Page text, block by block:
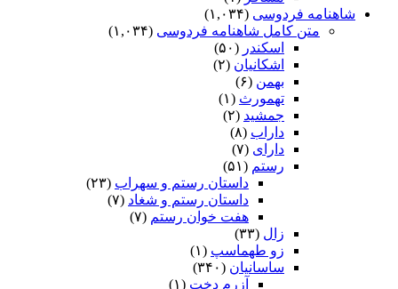
شاهنامه فردوسی (۱,۰۳۴)
متن کامل شاهنامه فردوسی (۱,۰۳۴)
اسکندر (۵۰)
اشکانیان (۲)
بهمن (۶)
تهمورث (۱)
جمشید (۲)
داراب (۸)
دارای (۷)
رستم (۵۱)
داستان رستم و سهراب (۲۳)
داستان رستم و شغاد (۷)
هفت خوان رستم‏ (۷)
زال (۳۳)
زو طهماسپ‏ (۱)
ساسانیان (۳۴۰)
آزرم دخت (۱)